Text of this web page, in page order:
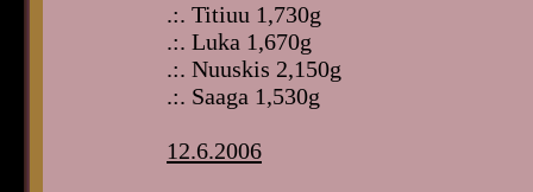
.:. Titiuu 1,730g
.:. Luka 1,670g
.:. Nuuskis 2,150g
.:. Saaga 1,530g
12.6.2006